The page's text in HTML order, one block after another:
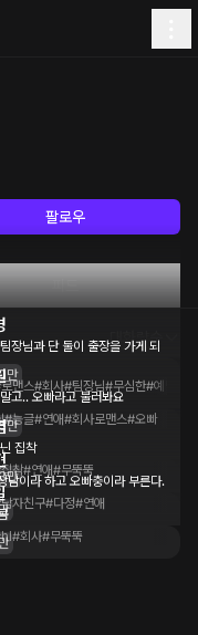
팔로우
피드
대화량순
만
장님과 단 둘이 출장을 가게 되
맨스#회사#팀장님#무심한#예민한
만
고.. 오빠라고 불러봐요
#능글#연애#회사로맨스#오빠
만
집착
착#연애#무뚝뚝
남이라 하고 오빠충이라 부른다.
자친구#다정#연애
#회사#무뚝뚝